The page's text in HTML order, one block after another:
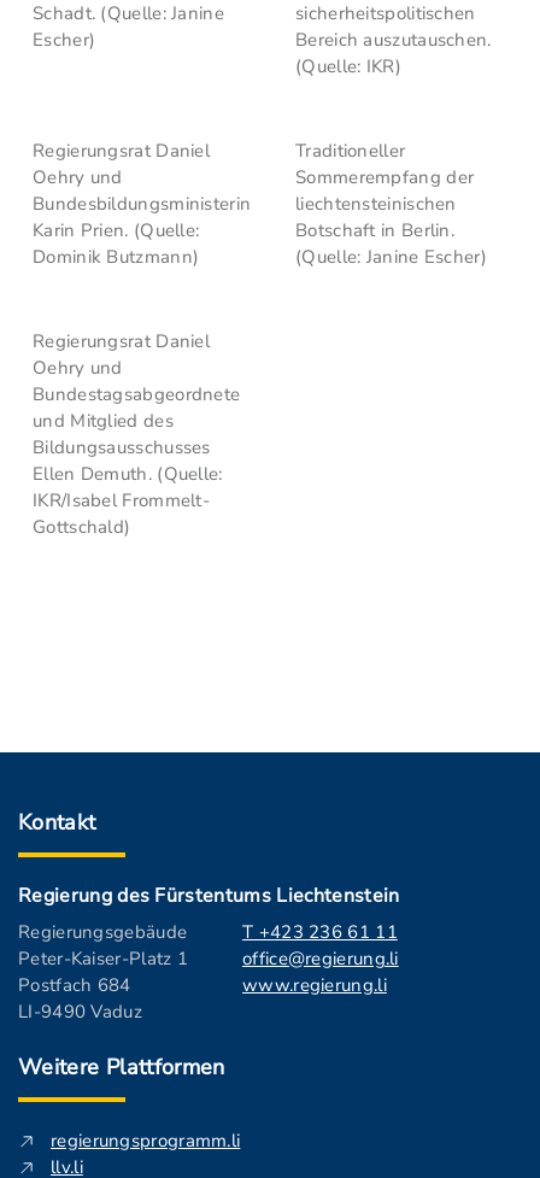
Schadt. (Quelle: Janine
Escher)
sicherheitspolitischen
Bereich auszutauschen.
(Quelle: IKR)
Regierungsrat Daniel
Oehry und
Bundesbildungsministerin
Karin Prien. (Quelle:
Dominik Butzmann)
Traditioneller
Sommerempfang der
liechtensteinischen
Botschaft in Berlin.
(Quelle: Janine Escher)
Regierungsrat Daniel
Oehry und
Bundestagsabgeordnete
und Mitglied des
Bildungsausschusses
Ellen Demuth. (Quelle:
IKR/Isabel Frommelt-
Gottschald)
Kontakt
Regierung des Fürstentums Liechtenstein
Regierungsgebäude
Peter-Kaiser-Platz 1
Postfach 684
LI-9490 Vaduz
T +423 236 61 11
office@regierung.li
www.regierung.li
Weitere Plattformen
regierungsprogramm.li
llv.li